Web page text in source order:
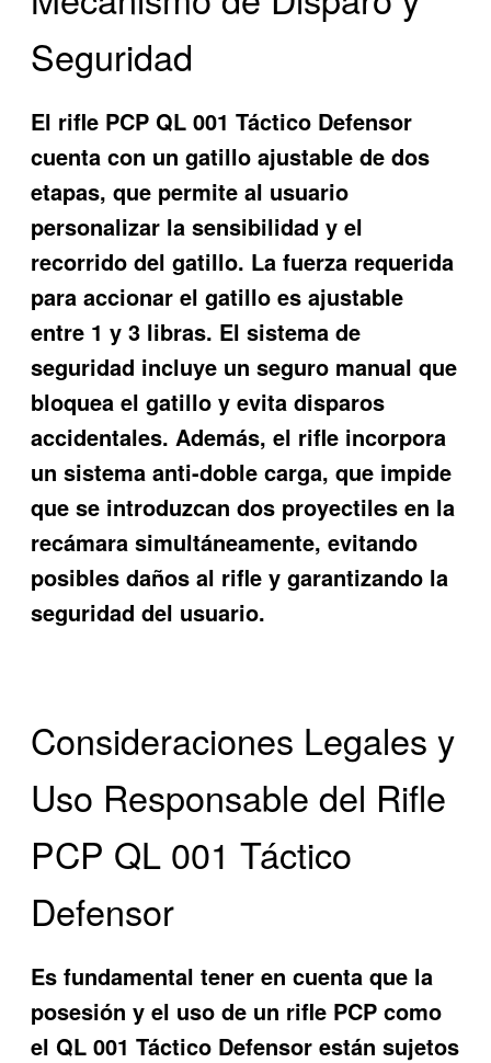
Seguridad
El rifle PCP QL 001 Táctico Defensor
cuenta con un gatillo ajustable de dos
etapas, que permite al usuario
personalizar la sensibilidad y el
recorrido del gatillo. La fuerza requerida
para accionar el gatillo es ajustable
entre 1 y 3 libras. El sistema de
seguridad incluye un seguro manual que
bloquea el gatillo y evita disparos
accidentales. Además, el rifle incorpora
un sistema anti-doble carga, que impide
que se introduzcan dos proyectiles en la
recámara simultáneamente, evitando
posibles daños al rifle y garantizando la
seguridad del usuario.
Consideraciones Legales y
Uso Responsable del Rifle
PCP QL 001 Táctico
Defensor
Es fundamental tener en cuenta que la
posesión y el uso de un rifle PCP como
el QL 001 Táctico Defensor están sujetos